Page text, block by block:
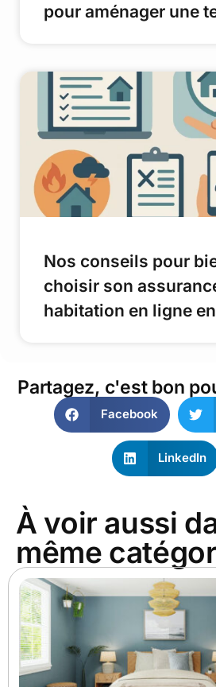
pour aménager une
Nos conseils pour
choisir son
habitation en ligne
Partagez, c'est bon
Facebook
LinkedIn
À voir aussi
même